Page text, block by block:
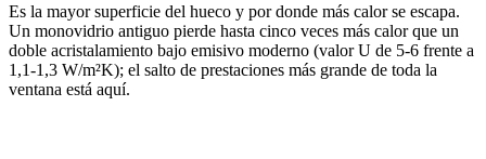
Es la mayor superficie del hueco y por donde más calor se escapa.
Un monovidrio antiguo pierde hasta cinco veces más calor que un
doble acristalamiento bajo emisivo moderno (valor U de 5-6 frente a
1,1-1,3 W/m²K); el salto de prestaciones más grande de toda la
ventana está aquí.